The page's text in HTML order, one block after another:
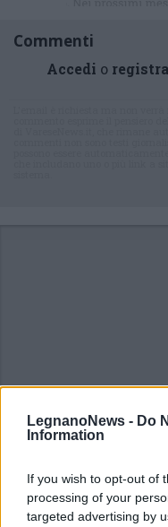
LegnanoNews - Do
Information
If you wish to opt-out of
processing of your
targeted advertising by
Commenti
Accedi o
ALTRE NOTIZIE